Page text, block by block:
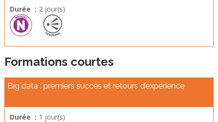
Durée : 2 jour(s)
Formations courtes
Big data : premiers succès et retours d’expérience
Durée : 1 jour(s)